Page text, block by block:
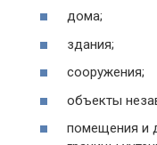
дома;
здания;
сооружения;
объекты
помещения и